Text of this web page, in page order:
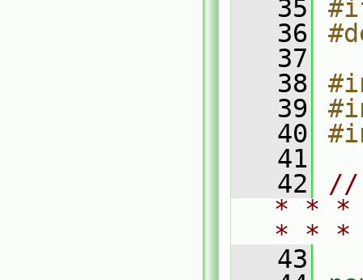
   35
   36
   37
   38
   39
   40
   41
   42
//
* * *
* *
   43